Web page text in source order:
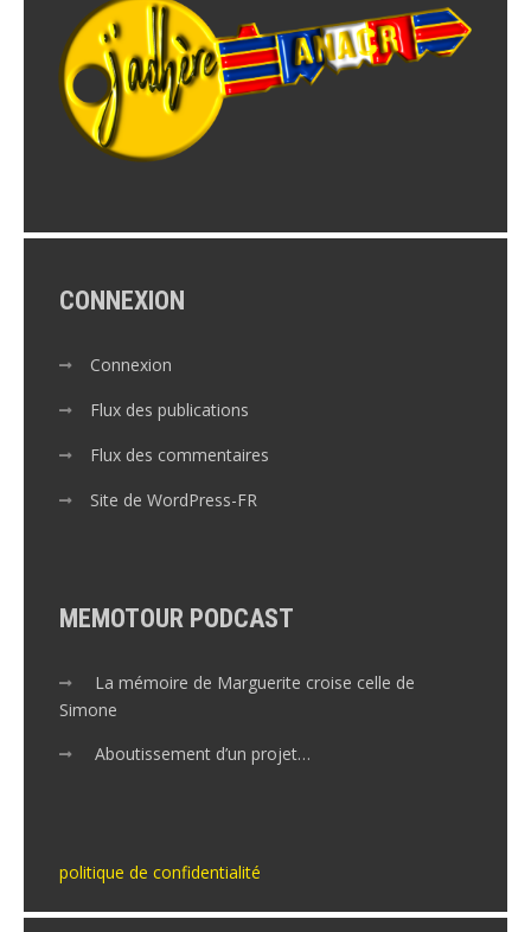
CONNEXION
Connexion
Flux des publications
Flux des commentaires
Site de WordPress-FR
MEMOTOUR PODCAST
La mémoire de Marguerite croise celle de
Simone
Aboutissement d’un projet…
politique de confidentialité